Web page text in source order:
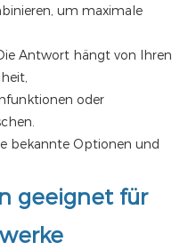
um maximale
Antwort hängt von Ihren
oder
bekannte Optionen und
geeignet für